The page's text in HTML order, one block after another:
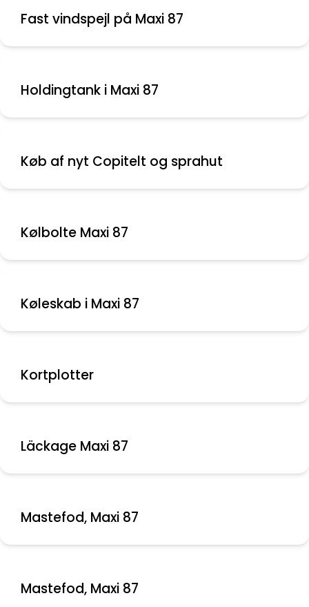
Fast vindspejl på Maxi 87
Holdingtank i Maxi 87
Køb af nyt Copitelt og sprahut
Kølbolte Maxi 87
Køleskab i Maxi 87
Kortplotter
Läckage Maxi 87
Mastefod, Maxi 87
Mastefod, Maxi 87